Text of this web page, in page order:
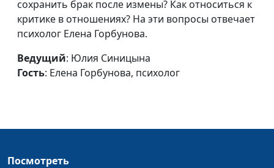
психолог
Потребности мужа и
Юлия Синицына,
психолог
интеллект мешает
сохранить брак после измены? Как относиться к
критике в отношениях? На эти вопросы отвечает
психолог Елена Горбунова.
Ведущий: Юлия Синицына
Гость: Елена Горбунова, психолог
Посмотреть